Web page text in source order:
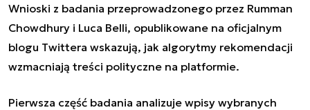
Wnioski z badania przeprowadzonego przez Rumman
Chowdhury i Luca Belli, opublikowane na oficjalnym
blogu Twittera wskazują, jak algorytmy rekomendacji
wzmacniają treści polityczne na platformie.
Pierwsza część badania analizuje wpisy wybranych